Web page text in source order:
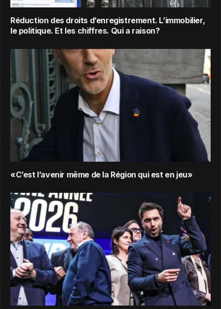
Réduction des droits d’enregistrement. L’immobilier,
le politique. Et les chiffres. Qui a raison?
«C’est l’avenir même de la Région qui est en jeu»